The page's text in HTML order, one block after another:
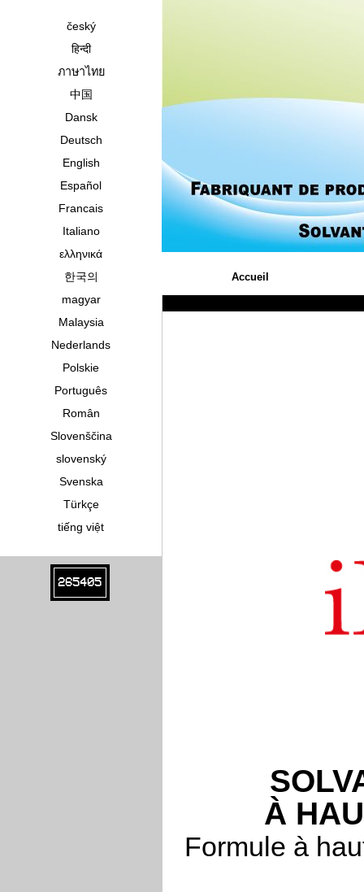
český
हिन्दी
ภาษาไทย
中国
Dansk
Deutsch
English
Español
Francais
Italiano
ελληνικά
한국의
magyar
Malaysia
Nederlands
Polskie
Português
Român
Slovenščina
slovenský
Svenska
Türkçe
tiếng việt
265405
Accueil
À
Formule à